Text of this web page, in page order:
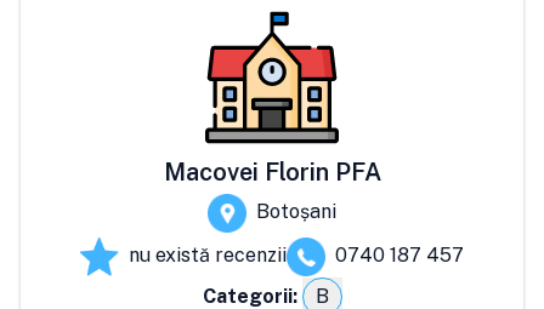
Macovei Florin PFA
Botoșani
nu există recenzii
0740 187 457
Categorii:
B